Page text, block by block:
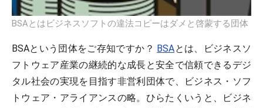
BSAとはビジネスソフトの違法コピーはダメと啓蒙する団体
BSAという団体をご存知ですか？ BSAとは、ビジネスソ
フトウェア産業の継続的な成長と安全で信頼できるデジ
タル社会の実現を目指す非営利団体で、ビジネス・ソフ
トウェア・アライアンスの略。ひらたくいうと、ビジネ